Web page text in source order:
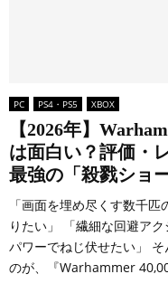
PC PS4・PS5 XBOX
【2026年】
は面白い？評価・
最強の「殺戮ショ
「画面を埋め尽くす数千
りたい」 「繊細な回避ア
パワーでねじ伏せたい」
のが、『Warhammer